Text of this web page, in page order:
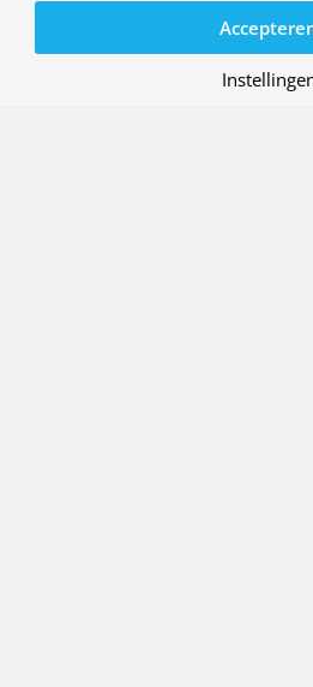
Het Koninklijk
den Ouden